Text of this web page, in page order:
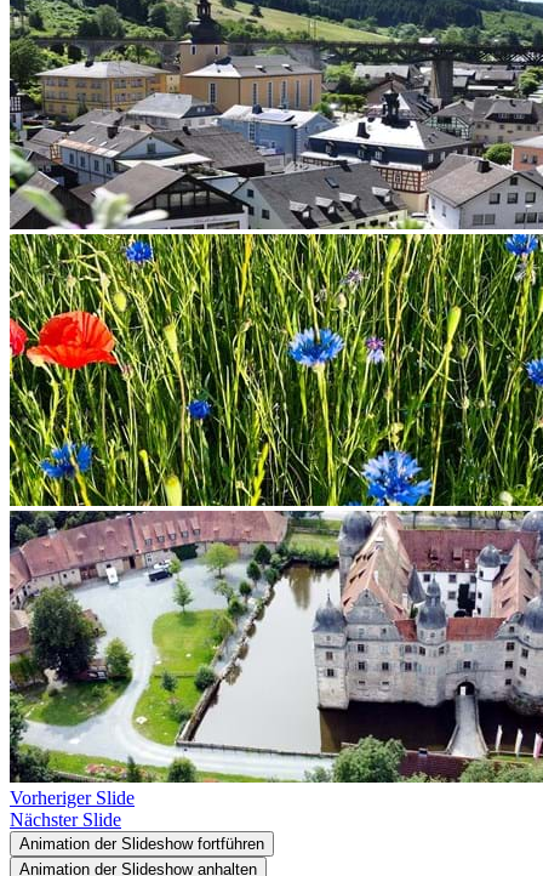
Vorheriger Slide
Nächster Slide
Animation der Slideshow fortführen
Animation der Slideshow anhalten